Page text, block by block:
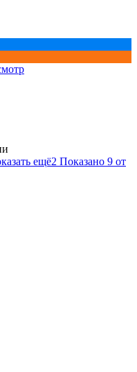
ещё2 Показано 9 от